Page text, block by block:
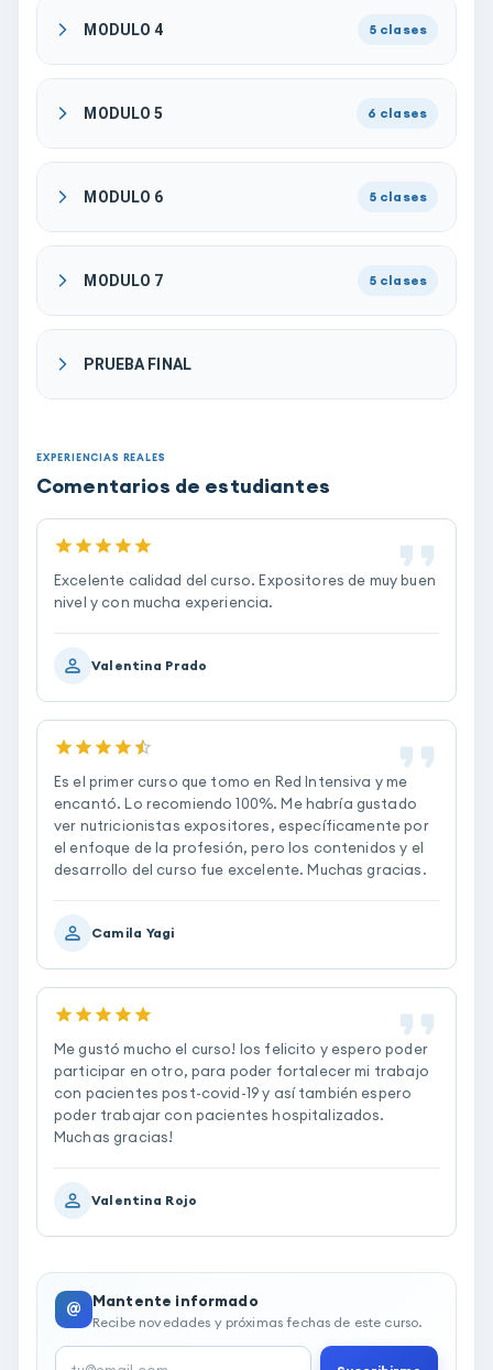
MODULO 4 5 clases
MODULO 5 6 clases
MODULO 6 5 clases
MODULO 7 5 clases
PRUEBA FINAL
EXPERIENCIAS REALES
Comentarios de estudiantes
Excelente calidad del curso. Expositores de muy buen
nivel y con mucha experiencia.
Valentina Prado
Es el primer curso que tomo en Red Intensiva y me
encantó. Lo recomiendo 100%. Me habría gustado
ver nutricionistas expositores, específicamente por
el enfoque de la profesión, pero los contenidos y el
desarrollo del curso fue excelente. Muchas gracias.
Camila Yagi
Me gustó mucho el curso! los felicito y espero poder
participar en otro, para poder fortalecer mi trabajo
con pacientes post-covid-19 y así también espero
poder trabajar con pacientes hospitalizados.
Muchas gracias!
Valentina Rojo
@ Mantente informado
Recibe novedades y próximas fechas de este curso.